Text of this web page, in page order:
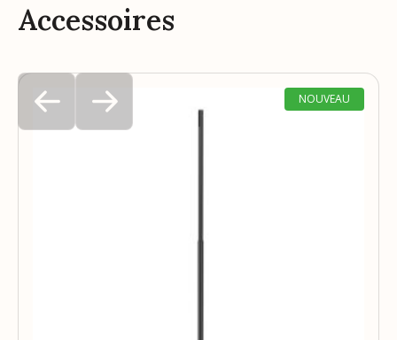
Accessoires
NOUVEAU